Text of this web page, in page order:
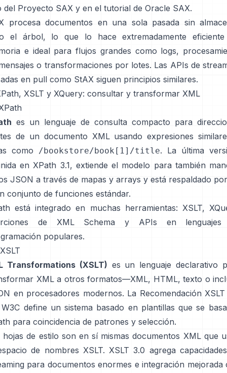
del Proyecto SAX y en el tutorial de Oracle SAX.
procesa documentos en una sola pasada sin
el árbol, lo que lo hace extremadamente
e ideal para flujos grandes como logs,
o transformaciones por lotes. Las APIs de
en pull como StAX siguen principios similares.
XSLT y XQuery: consultar y transformar XML
es un lenguaje de consulta compacto para
de un documento XML usando expresiones
como
/bookstore/book[1]/title. La última
en XPath 3.1, extiende el modelo para también
JSON a través de mapas y arrays y está respaldado
conjunto de funciones estándar.
está integrado en muchas herramientas: XSLT,
de XML Schema y APIs en lenguajes
populares.
Transformations (XSLT) es un lenguaje declarativo
XML a otros formatos—XML, HTML, texto o
en procesadores modernos. La Recomendación
define un sistema basado en plantillas que se
para coincidencia de patrones y selección.
hojas de estilo son en sí mismas documentos XML que
de nombres XSLT. XSLT 3.0 agrega
para documentos enormes e integración mejorada